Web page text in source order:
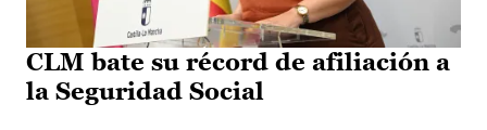
CLM bate su récord de afiliación a
la Seguridad Social